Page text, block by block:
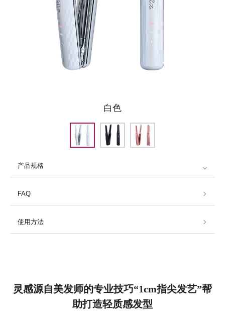
白色
产品规格
FAQ
使用方法
灵感源自美发师的专业技巧“1cm指尖发艺”帮
助打造轻质感发型